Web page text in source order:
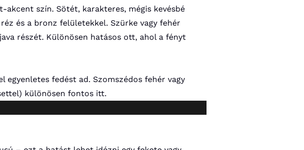
szín. Sötét, karakteres, mégis kevésbé
és a bronz felületekkel. Szürke vagy fehér
részét. Különösen hatásos ott, ahol a fényt
fedést ad. Szomszédos fehér vagy
különösen fontos itt.